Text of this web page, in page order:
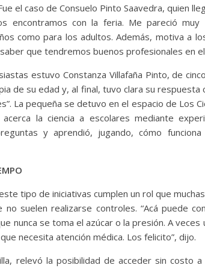
el caso de Consuelo Pinto Saavedra, quien
encontramos con la feria. Me pareció
como para los adultos. Además, motiva a
que tendremos buenos profesionales en
estuvo Constanza Villafaña Pinto, de
de su edad y, al final, tuvo clara su respuesta
La pequeña se detuvo en el espacio de Los
la ciencia a escolares mediante
y aprendió, jugando, cómo
tipo de iniciativas cumplen un rol que
suelen realizarse controles. “Acá puede
nunca se toma el azúcar o la presión. A
necesita atención médica. Los felicito”, dijo.
relevó la posibilidad de acceder sin costo